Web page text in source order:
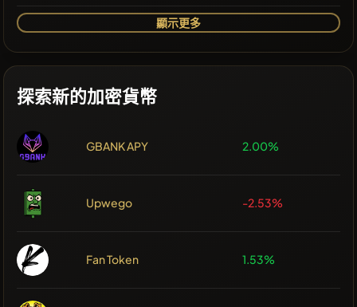
顯示更多
探索新的加密貨幣
GBANK APY 2.00%
Upwego -2.53%
Fan Token 1.53%